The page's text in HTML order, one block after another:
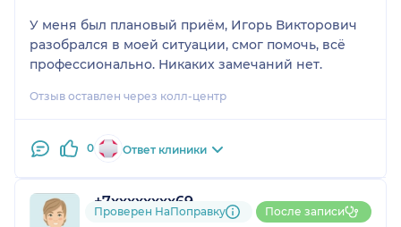
У меня был плановый приём, Игорь Викторович
разобрался в моей ситуации, смог помочь, всё
профессионально. Никаких замечаний нет.
Отзыв оставлен через колл-центр
0 Ответ клиники
+7xxxxxxxx69
1 отзыви1 оценка
Проверен НаПоправку После записи